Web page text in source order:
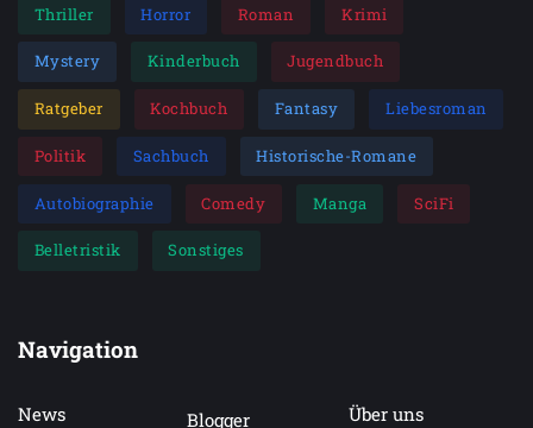
Thriller Horror Roman Krimi
Mystery Kinderbuch Jugendbuch
Ratgeber Kochbuch Fantasy Liebesroman
Politik Sachbuch Historische-Romane
Autobiographie Comedy Manga SciFi
Belletristik Sonstiges
Navigation
News Blogger Über uns